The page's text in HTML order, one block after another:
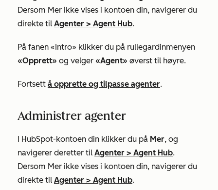
Dersom Mer ikke vises i kontoen din, navigerer du
direkte til Agenter > Agent Hub.
På fanen «Intro» klikker du på rullegardinmenyen
«Opprett» og velger «Agent» øverst til høyre.
Fortsett å opprette og tilpasse agenter.
Administrer agenter
I HubSpot-kontoen din klikker du på Mer, og
navigerer deretter til Agenter > Agent Hub.
Dersom Mer ikke vises i kontoen din, navigerer du
direkte til Agenter > Agent Hub.